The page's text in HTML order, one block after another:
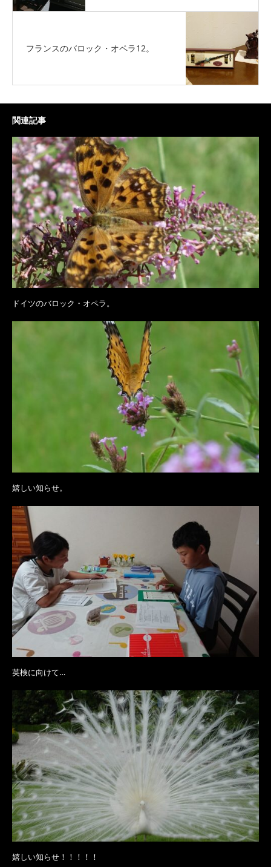
フランスのバロック・オペラ12。
関連記事
ドイツのバロック・オペラ。
嬉しい知らせ。
英検に向けて…
嬉しい知らせ！！！！！